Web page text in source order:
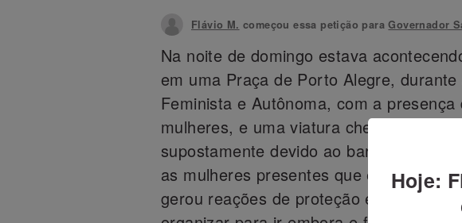
Flávio M. começou essa petição paraGovernador
Na noite de domingo estava
em uma Praça de Porto Alegre,
Feminista e Autônoma, com a
mulheres, e uma viatura chegou com
supostamente devido ao barulho. Eles
as mulheres presentes que estavam
gerou reações de proteção entre as
Hoje: